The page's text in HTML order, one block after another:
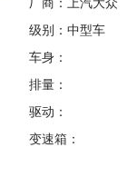
厂商：上汽大众
级别：中型车
车身：
排量：
驱动：
变速箱：